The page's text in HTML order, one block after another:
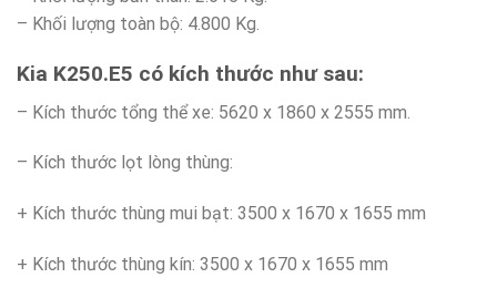
– Khối lượng toàn bộ: 4.800 Kg.
Kia K250.E5 có kích thước như sau:
– Kích thước tổng thể xe: 5620 x 1860 x 2555 mm.
– Kích thước lọt lòng thùng:
+ Kích thước thùng mui bạt: 3500 x 1670 x 1655 mm
+ Kích thước thùng kín: 3500 x 1670 x 1655 mm